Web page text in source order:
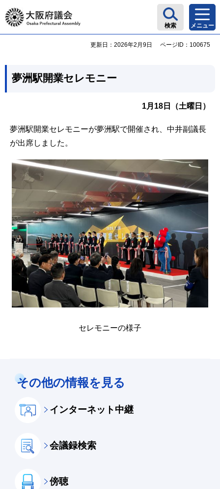
大阪府議会
検索 メニュー
更新日：2026年2月9日 ページID：100675
夢洲駅開業セレモニー
1月18日（土曜日）
夢洲駅開業セレモニーが夢洲駅で開催され、中井副議長
が出席しました。
セレモニーの様子
その他の情報を見る
インターネット中継
会議録検索
傍聴